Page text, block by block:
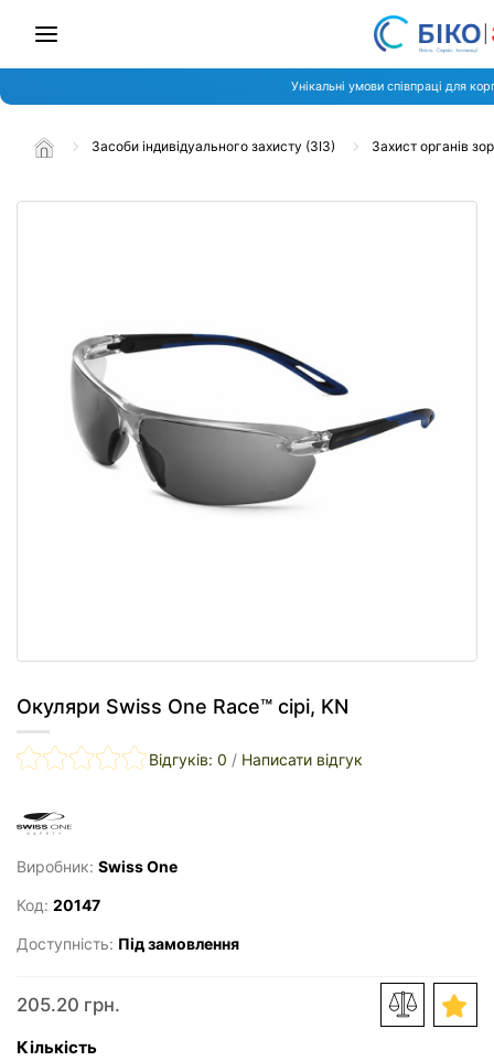
Унікальні умови співпраці для
Засоби індивідуального захисту (ЗІЗ) Захист органів
Окуляри Swiss One Race™ сірі, KN
Відгуків: 0 / Написати відгук
Виробник: Swiss One
Код: 20147
Доступність: Під замовлення
205.20 грн.
Кількість